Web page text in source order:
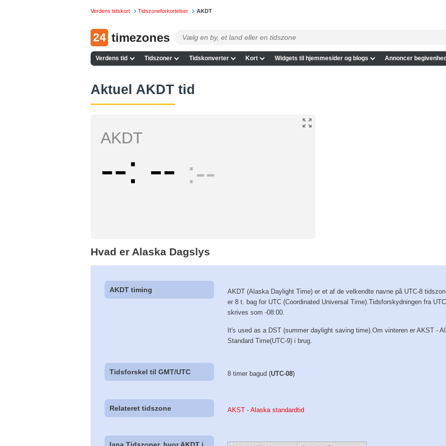
Verdens tidskort Tidszoneforkortelser AKDT
24 timezones
Verdens tid Tidszoner Tidskonverter Kort Widgets til hjemmesider og blogs Annoncer
Aktuel AKDT tid
AKDT
-- -- --
Hvad er Alaska Dagslys
AKDT timing
AKDT (Alaska Daylight Time) er et af de velkendte navne på UTC-8
er 8 t. bag for UTC (Coordinated Universal Time).Tidsforskydningen fra
skrives som -08:00.
It's used as a DST (summer daylight saving time).Om vinteren er AKST -
Standard Time(UTC-9) i brug.
Tidsforskel til GMT/UTC 8 timer bagud (UTC-08)
Relateret tidszone AKST - Alaska standardtid